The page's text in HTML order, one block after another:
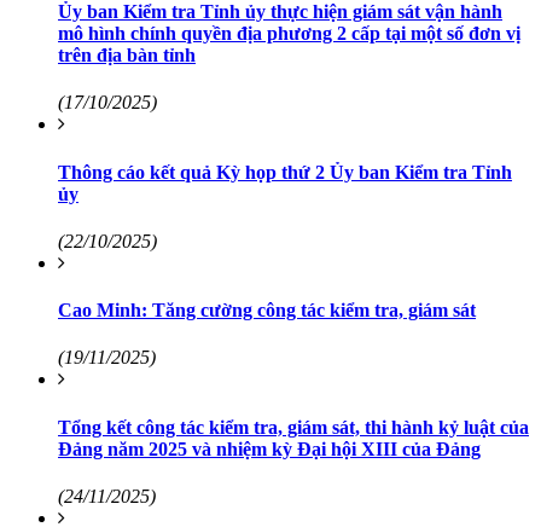
Ủy ban Kiểm tra Tỉnh ủy thực hiện giám sát vận hành
mô hình chính quyền địa phương 2 cấp tại một số đơn vị
trên địa bàn tỉnh
(17/10/2025)
Thông cáo kết quả Kỳ họp thứ 2 Ủy ban Kiểm tra Tỉnh
ủy
(22/10/2025)
Cao Minh: Tăng cường công tác kiểm tra, giám sát
(19/11/2025)
Tổng kết công tác kiểm tra, giám sát, thi hành kỷ luật của
Đảng năm 2025 và nhiệm kỳ Đại hội XIII của Đảng
(24/11/2025)